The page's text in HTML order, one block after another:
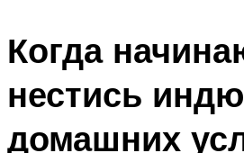
Когда
нестись
домашних